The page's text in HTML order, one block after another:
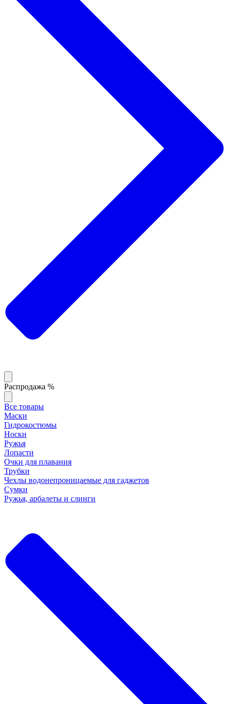
Распродажа %
Все товары
Маски
Гидрокостюмы
Носки
Ружья
Лопасти
Очки для плавания
Трубки
Чехлы водонепроницаемые для гаджетов
Сумки
Ружья, арбалеты и слинги